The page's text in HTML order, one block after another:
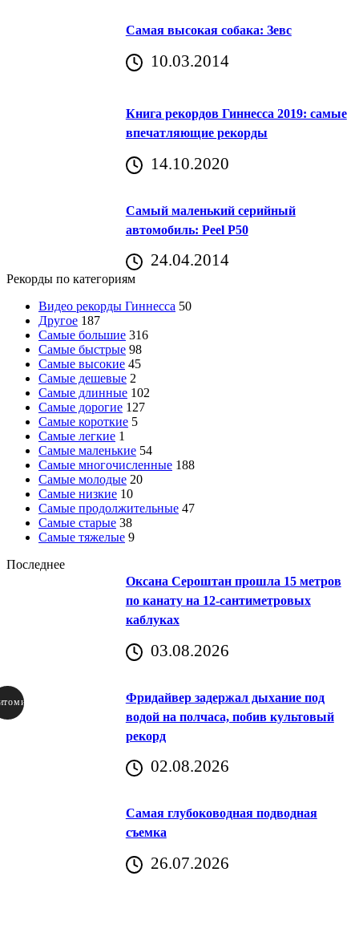
Самая высокая собака: Зевс
10.03.2014
Книга рекордов Гиннесса 2019: самые
впечатляющие рекорды
14.10.2020
Самый маленький серийный
автомобиль: Peel P50
24.04.2014
Рекорды по категориям
Видео рекорды Гиннесса 50
Другое 187
Самые большие 316
Самые быстрые 98
Самые высокие 45
Самые дешевые 2
Самые длинные 102
Самые дорогие 127
Самые короткие 5
Самые легкие 1
Самые маленькие 54
Самые многочисленные 188
Самые молодые 20
Самые низкие 10
Самые продолжительные 47
Самые старые 38
Самые тяжелые 9
Последнее
Оксана Сероштан прошла 15 метров
по канату на 12-сантиметровых
каблуках
03.08.2026
Фридайвер задержал дыхание под
водой на полчаса, побив культовый
рекорд
02.08.2026
Самая глубоководная подводная
съемка
26.07.2026